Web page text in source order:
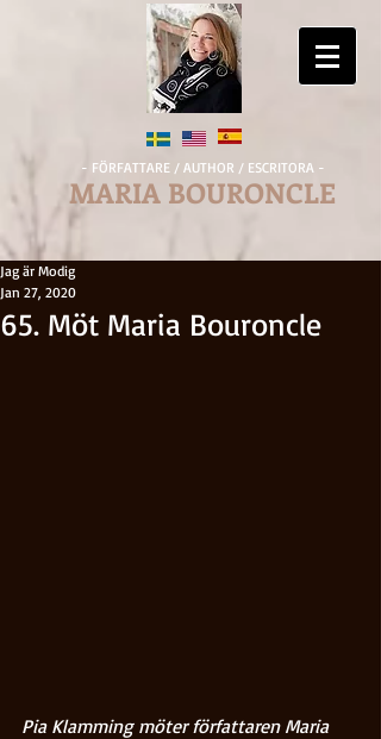
- FÖRFATTARE / AUTHOR / ESCRITORA -
MARIA BOURONCLE
65. Möt Maria Bouroncle
Jag är Modig
Jan 27, 2020
Pia Klamming möter författaren Maria